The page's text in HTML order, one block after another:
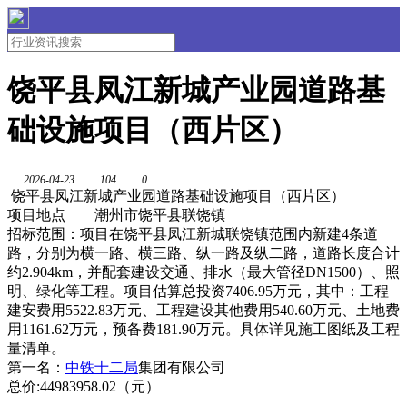
饶平县凤江新城产业园道路基
础设施项目（西片区）
2026-04-23 104 0
饶平县凤江新城产业园道路基础设施项目（西片区）
项目地点
潮州市饶平县联饶镇
招标范围：项目在饶平县凤江新城联饶镇范围内新建4条道
路，分别为横一路、横三路、纵一路及纵二路，道路长度合计
约2.904km，并配套建设交通、排水（最大管径DN1500）、照
明、绿化等工程。项目估算总投资7406.95万元，其中：工程
建安费用5522.83万元、工程建设其他费用540.60万元、土地费
用1161.62万元，预备费181.90万元。具体详见施工图纸及工程
量清单。
第一名： 中铁十二局集团有限公司
总价:44983958.02（元）